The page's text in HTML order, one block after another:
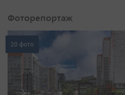
Фоторепортаж
20 фото